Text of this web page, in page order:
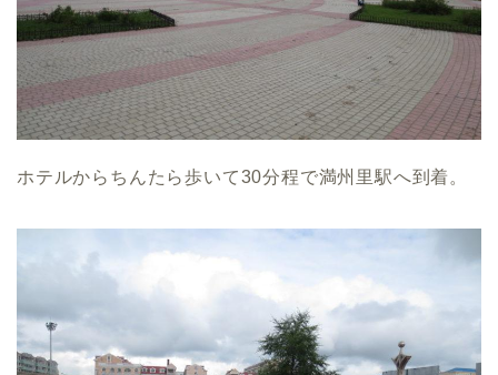
ホテルからちんたら歩いて30分程で満州里駅へ到着。